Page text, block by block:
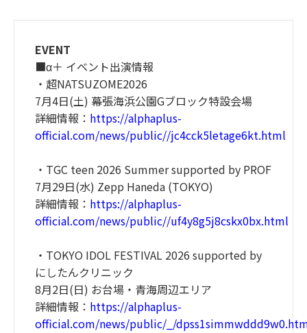
EVENT
■α＋ イベント出演情報
・超NATSUZOME2026
7月4日(土) 幕張海浜公園Gブロック特設会場
詳細情報： https://alphaplus-
official.com/news/public//jc4cck5letage6kt.html
・TGC teen 2026 Summer supported by PROF
7月29日(水) Zepp Haneda (TOKYO)
詳細情報： https://alphaplus-
official.com/news/public//uf4y8g5j8cskx0bx.html
・TOKYO IDOL FESTIVAL 2026 supported by
にしたんクリニック
8月2日(日) お台場・青海周辺エリア
詳細情報： https://alphaplus-
official.com/news/public/_/